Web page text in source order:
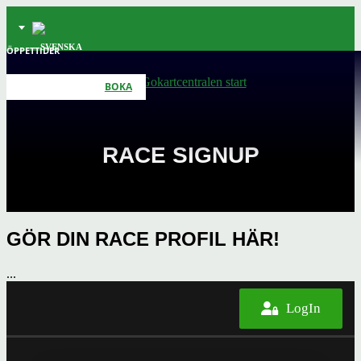
ÖPPETTIDER
BOKA
RACE SIGNUP
GÖR DIN RACE PROFIL HÄR!
...